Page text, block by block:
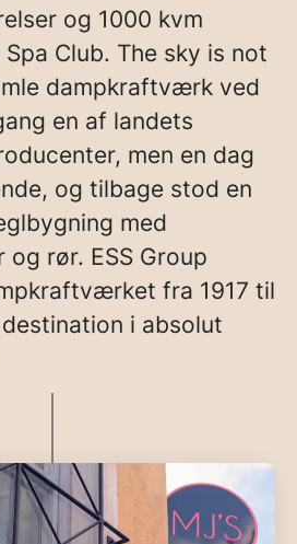
og 1000 kvm
Club. The sky is not
dampkraftværk ved
en af landets
men en dag
og tilbage stod en
med
og rør. ESS Group
fra 1917 til
i absolut